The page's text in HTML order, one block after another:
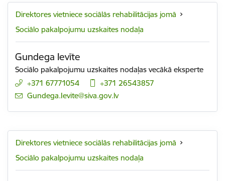
Direktores vietniece sociālās rehabilitācijas jomā
Sociālo pakalpojumu uzskaites nodaļa
Gundega Ievīte
Sociālo pakalpojumu uzskaites nodaļas vecākā eksperte
+371 67771054
+371 26543857
E-pasts:
Gundega.Ievite@siva.gov.lv
Direktores vietniece sociālās rehabilitācijas jomā
Sociālo pakalpojumu uzskaites nodaļa